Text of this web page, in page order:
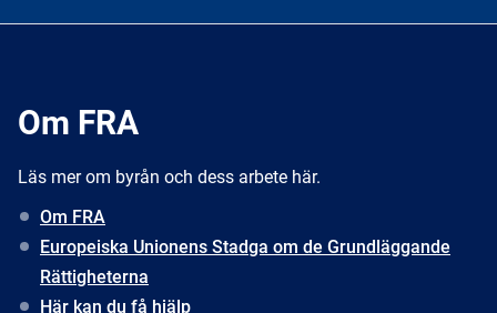
Om FRA
Läs mer om byrån och dess arbete här.
Om FRA
Europeiska Unionens Stadga om de Grundläggande
Rättigheterna
Här kan du få hjälp